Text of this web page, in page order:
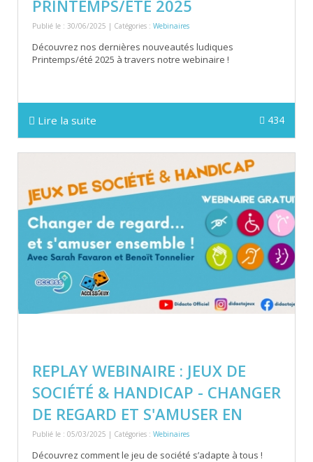
PRINTEMPS/ÉTÉ 2025
Publié le : 30/06/2025 | Catégories : Webinaires
Découvrez nos dernières nouveautés ludiques
Printemps/été 2025 à travers notre webinaire !
Lire la suite 434
REPLAY WEBINAIRE : JEUX DE
SOCIÉTÉ & HANDICAP - CHANGER
DE REGARD ET S'AMUSER EN
Publié le : 05/03/2025 | Catégories : Webinaires
Découvrez comment le jeu de société s’adapte à tous !